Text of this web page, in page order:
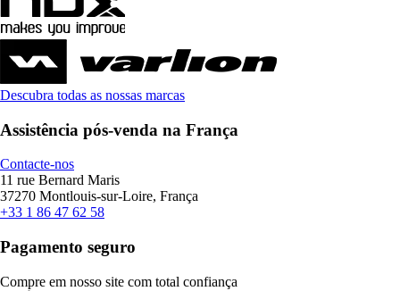
Descubra todas as nossas marcas
Assistência pós-venda na França
Contacte-nos
11 rue Bernard Maris
37270 Montlouis-sur-Loire, França
+33 1 86 47 62 58
Pagamento seguro
Compre em nosso site com total confiança